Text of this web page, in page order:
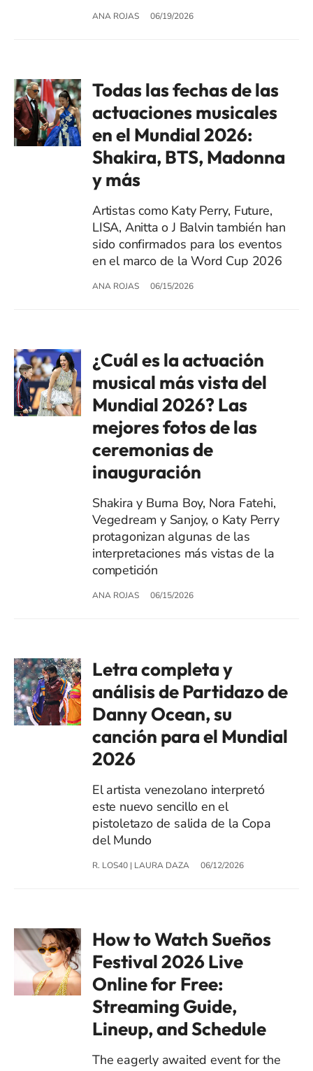
ANA ROJAS 06/19/2026
Todas las fechas de las
actuaciones musicales
en el Mundial 2026:
Shakira, BTS, Madonna
y más
Artistas como Katy Perry, Future,
LISA, Anitta o J Balvin también han
sido confirmados para los eventos
en el marco de la Word Cup 2026
ANA ROJAS 06/15/2026
¿Cuál es la actuación
musical más vista del
Mundial 2026? Las
mejores fotos de las
ceremonias de
inauguración
Shakira y Burna Boy, Nora Fatehi,
Vegedream y Sanjoy, o Katy Perry
protagonizan algunas de las
interpretaciones más vistas de la
competición
ANA ROJAS 06/15/2026
Letra completa y
análisis de Partidazo de
Danny Ocean, su
canción para el Mundial
2026
El artista venezolano interpretó
este nuevo sencillo en el
pistoletazo de salida de la Copa
del Mundo
R. LOS40 | LAURA DAZA 06/12/2026
How to Watch Sueños
Festival 2026 Live
Online for Free:
Streaming Guide,
Lineup, and Schedule
The eagerly awaited event for the